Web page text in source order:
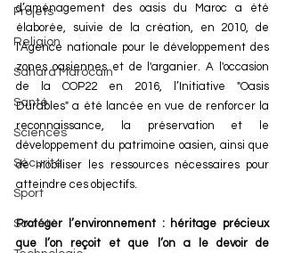
Projets
Religion
Sahara Marocain
Santé
Sciences
Sécurité
Sport
Société
d’aménagement des oasis du Maroc a été
élaborée, suivie de la création, en 2010, de
l'Agence nationale pour le développement des
zones oasiennes et de l'arganier. A l'occasion
de la COP22 en 2016, l’Initiative "Oasis
Durables" a été lancée en vue de renforcer la
reconnaissance, la préservation et le
développement du patrimoine oasien, ainsi que
de mobiliser les ressources nécessaires pour
atteindre ces objectifs.
Protéger l’environnement : héritage précieux
que l’on reçoit et que l’on a le devoir de